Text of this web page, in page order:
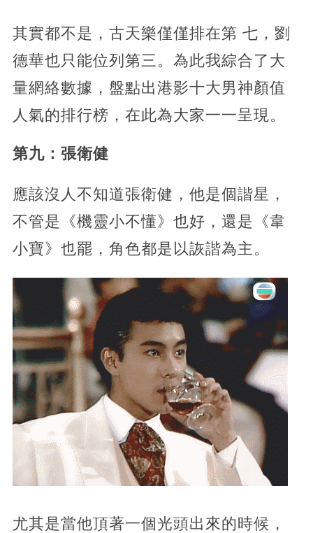
其實都不是，古天樂僅僅排在第 七，劉
德華也只能位列第三。為此我綜合了大
量網絡數據，盤點出港影十大男神顏值
人氣的排行榜，在此為大家一一呈現。
第九：張衛健
應該沒人不知道張衛健，他是個諧星，
不管是《機靈小不懂》也好，還是《韋
小寶》也罷，角色都是以詼諧為主。
尤其是當他頂著一個光頭出來的時候，